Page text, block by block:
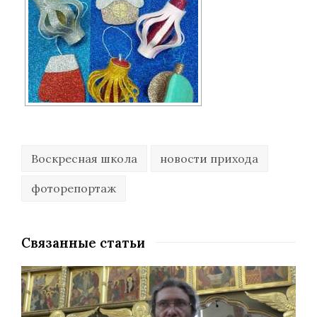
Воскресная школа новости прихода
фоторепортаж
Связанные статьи